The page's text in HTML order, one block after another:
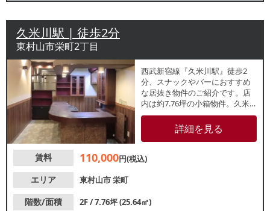
久米川駅 | 徒歩2分
東村山市栄町2丁目
西武新宿線『久米川駅』徒歩2
分、スナックやバーにおすすめ
な居抜き物件のご紹介です。店
内は約7.76坪の小箱物件。久米
川駅南口通りから1本路地に入っ
たミニ飲食スポットに位置して
おります。周辺でも類似業態が
問合せください。
詳細を見る
賃料 110,000円(税込)
エリア
東村山市栄町
階数/面積
2F / 7.76坪 (25.64㎡)